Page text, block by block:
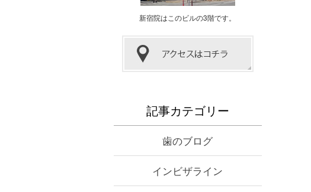
新宿院はこのビルの3階です。
記事カテゴリー
歯のブログ
インビザライン